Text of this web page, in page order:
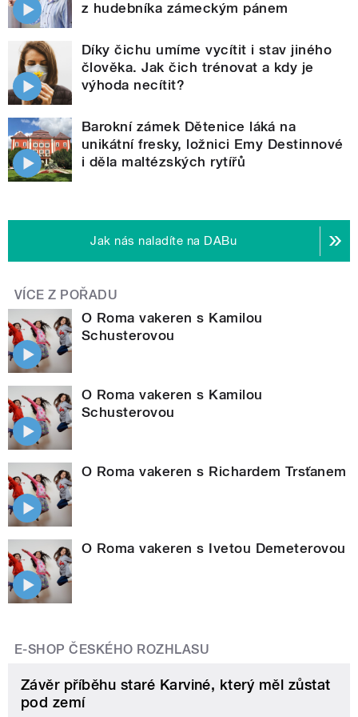
z hudebníka zámeckým pánem
Díky čichu umíme vycítit i stav jiného
člověka. Jak čich trénovat a kdy je
výhoda necítit?
Barokní zámek Dětenice láká na
unikátní fresky, ložnici Emy Destinnové
i děla maltézských rytířů
Jak nás naladíte na DABu
VÍCE Z POŘADU
O Roma vakeren s Kamilou
Schusterovou
O Roma vakeren s Kamilou
Schusterovou
O Roma vakeren s Richardem Trsťanem
O Roma vakeren s Ivetou Demeterovou
E-SHOP ČESKÉHO ROZHLASU
Závěr příběhu staré Karviné, který měl zůstat
pod zemí